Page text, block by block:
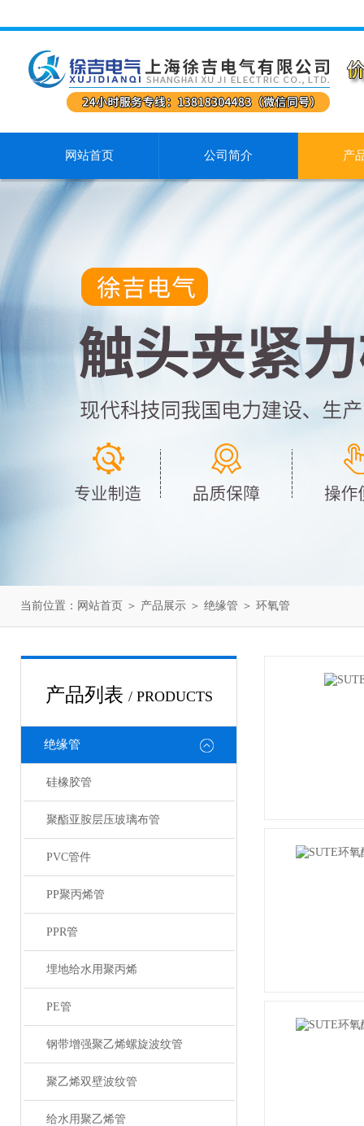
网站首页 公司简介 产
当前位置： 网站首页 ＞ 产品展示 ＞ 绝缘管 ＞ 环氧管
产品列表 / PRODUCTS
绝缘管
硅橡胶管
聚酯亚胺层压玻璃布管
PVC管件
PP聚丙烯管
PPR管
埋地给水用聚丙烯
PE管
钢带增强聚乙烯螺旋波纹管
聚乙烯双壁波纹管
给水用聚乙烯管